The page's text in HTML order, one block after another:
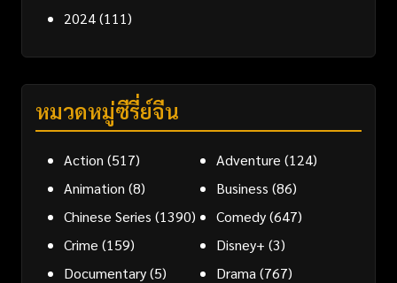
2024(111)
หมวดหมู่ซีรี่ย์จีน
Action (517) Adventure (124)
Animation (8) Business (86)
Chinese Series (1390) Comedy(647)
Crime (159) Disney+ (3)
Documentary(5) Drama (767)